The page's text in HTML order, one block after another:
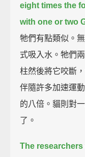
eight times the
with one or two
牠們有點類似。
式吸入水。牠們
柱然後將它咬斷
伴隨許多加速運
的八倍。貓則對
了。
The